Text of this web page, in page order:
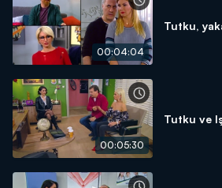
00:04:04
Tutku,
00:05:30
Tutku ve